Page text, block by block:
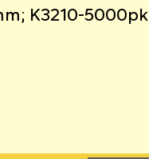
K3210-5000pk